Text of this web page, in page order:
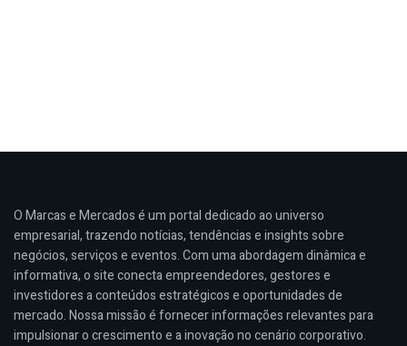
O Marcas e Mercados é um portal dedicado ao universo
empresarial, trazendo notícias, tendências e insights sobre
negócios, serviços e eventos. Com uma abordagem dinâmica e
informativa, o site conecta empreendedores, gestores e
investidores a conteúdos estratégicos e oportunidades de
mercado. Nossa missão é fornecer informações relevantes para
impulsionar o crescimento e a inovação no cenário corporativo.